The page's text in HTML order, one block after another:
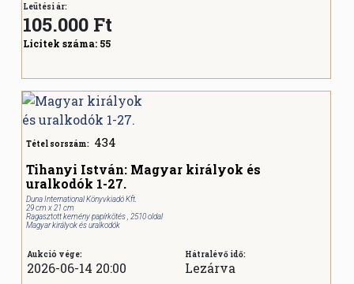
Leütési ár:
105.000 Ft
Licitek száma: 55
Tétel sorszám: 434
Tihanyi István: Magyar királyok és
uralkodók 1-27.
Duna International Könyvkiadó Kft.
29 cm x 21 cm
Ragasztott kemény papírkötés , 2510 oldal
Magyar királyok és uralkodók
Aukció vége:
2026-06-14 20:00
Hátralévő idő:
Lezárva